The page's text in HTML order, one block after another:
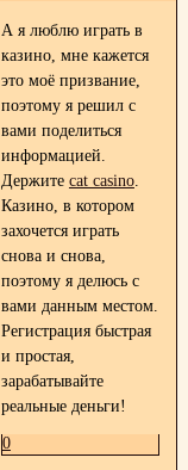
А я люблю играть в
казино, мне кажется
это моё призвание,
поэтому я решил с
вами поделиться
информацией.
Держите cat casino.
Казино, в котором
захочется играть
снова и снова,
поэтому я делюсь с
вами данным местом.
Регистрация быстрая
и простая,
зарабатывайте
реальные деньги!
0